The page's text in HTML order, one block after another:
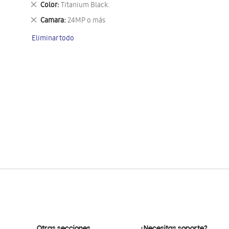
Color Titanium Black.
Eliminar
este
artículo
Camara 24MP o más
Eliminar
artículo
Eliminar todo